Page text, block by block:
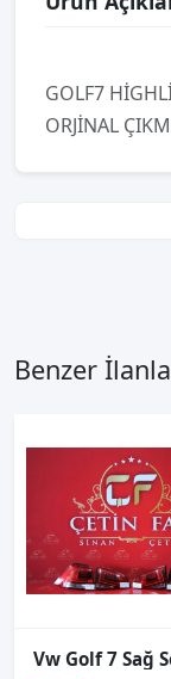
GOLF7
ORJİNAL
Benzer